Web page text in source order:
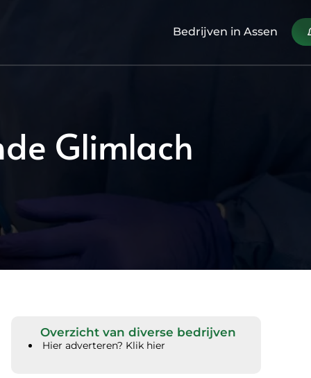
Bedrijven in Assen
Glimlach
Overzicht van diverse bedrijven
Hier adverteren? Klik hier